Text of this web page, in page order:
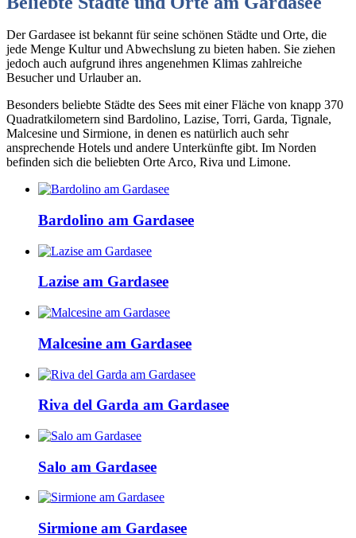
Der Gardasee ist bekannt für seine schönen Städte und Orte, die
jede Menge Kultur und Abwechslung zu bieten haben. Sie ziehen
jedoch auch aufgrund ihres angenehmen Klimas zahlreiche
Besucher und Urlauber an.
Besonders beliebte Städte des Sees mit einer Fläche von knapp 370
Quadratkilometern sind Bardolino, Lazise, Torri, Garda, Tignale,
Malcesine und Sirmione, in denen es natürlich auch sehr
ansprechende Hotels und andere Unterkünfte gibt. Im Norden
befinden sich die beliebten Orte Arco, Riva und Limone.
Bardolino am Gardasee
Lazise am Gardasee
Malcesine am Gardasee
Riva del Garda am Gardasee
Salo am Gardasee
Sirmione am Gardasee